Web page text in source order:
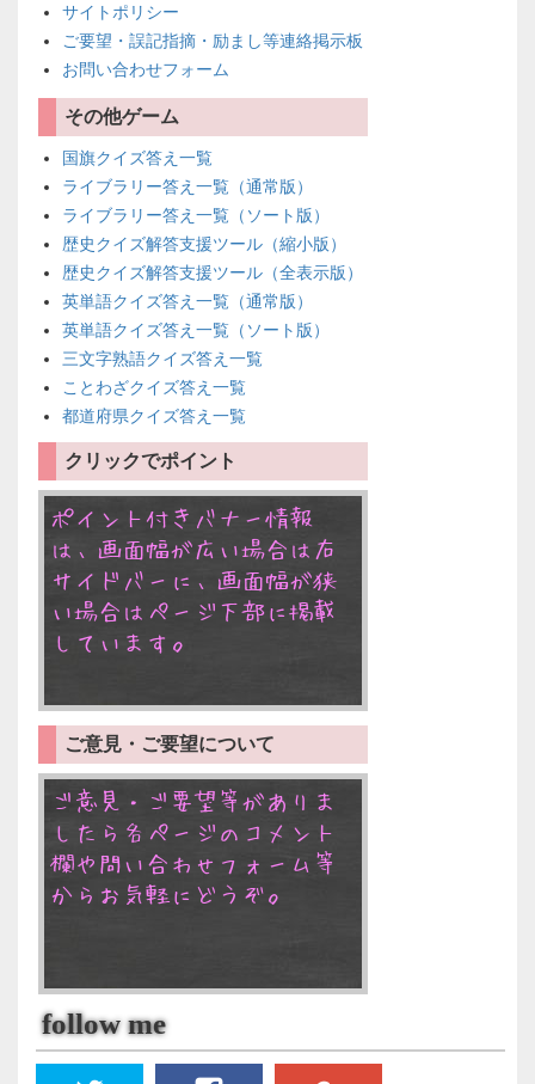
サイトポリシー
ご要望・誤記指摘・励まし等連絡掲示板
お問い合わせフォーム
その他ゲーム
国旗クイズ答え一覧
ライブラリー答え一覧（通常版）
ライブラリー答え一覧（ソート版）
歴史クイズ解答支援ツール（縮小版）
歴史クイズ解答支援ツール（全表示版）
英単語クイズ答え一覧（通常版）
英単語クイズ答え一覧（ソート版）
三文字熟語クイズ答え一覧
ことわざクイズ答え一覧
都道府県クイズ答え一覧
クリックでポイント
ポイント付きバナー情報
は、画面幅が広い場合は右
サイドバーに、画面幅が狭
い場合はページ下部に掲載
しています。
ご意見・ご要望について
ご意見・ご要望等がありま
したら各ページのコメント
欄や問い合わせフォーム等
からお気軽にどうぞ。
follow me